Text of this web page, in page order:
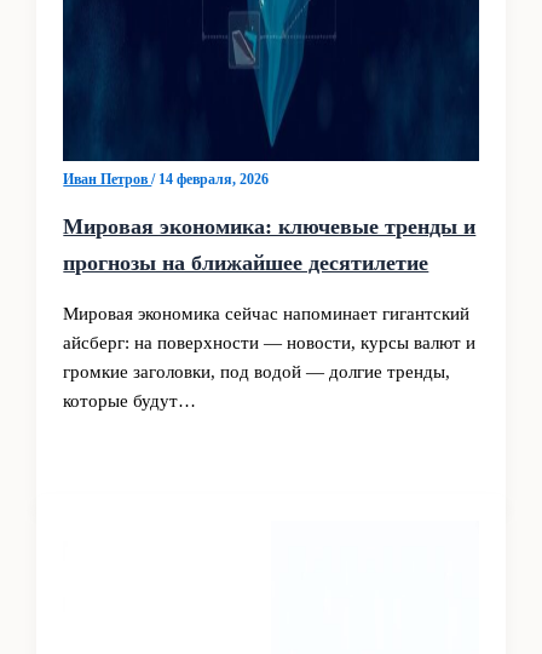
Иван Петров/ 14 февраля, 2026
Мировая экономика: ключевые тренды и
прогнозы на ближайшее десятилетие
Мировая экономика сейчас напоминает гигантский
айсберг: на поверхности — новости, курсы валют и
громкие заголовки, под водой — долгие тренды,
которые будут…